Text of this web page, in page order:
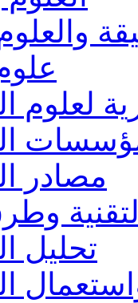
لعلوم
مصادر
تحليل